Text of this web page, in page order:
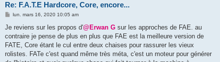
Re: F.A.T.E Hardcore, Core, encore...
M
s
a
g
lun. mars 16, 2020 10:05 am
Je reviens sur les propos d'@Erwan G sur les approches de FAE. au
contraire je pense de plus en plus que FAE est la meilleure version de
FATE, Core étant le cul entre deux chaises pour rassurer les vieux
rolistes. FATe c'est quand même très méta, c'est un moteur pour générer